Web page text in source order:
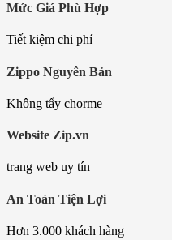
Mức Giá Phù Hợp
Tiết kiệm chi phí
Zippo Nguyên Bản
Không tẩy chorme
Website Zip.vn
trang web uy tín
An Toàn Tiện Lợi
Hơn 3.000 khách hàng